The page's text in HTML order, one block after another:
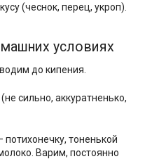
(чеснок, перец, укроп).
условиях
до кипения.
сильно, аккуратненько,
тоненькой
Варим, постоянно